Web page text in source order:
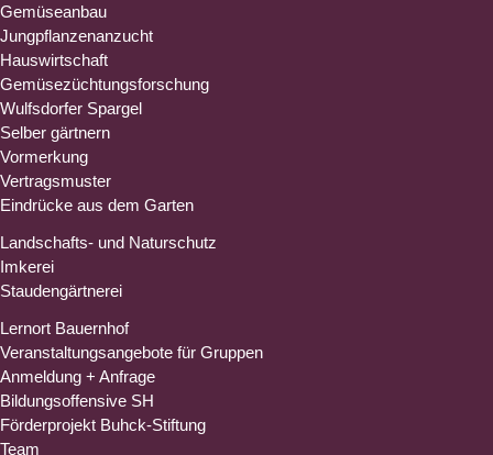
Gemüseanbau
Jungpflanzenanzucht
Hauswirtschaft
Gemüsezüchtungsforschung
Wulfsdorfer Spargel
Selber gärtnern
Vormerkung
Vertragsmuster
Eindrücke aus dem Garten
Landschafts- und Naturschutz
Imkerei
Staudengärtnerei
Lernort Bauernhof
Veranstaltungsangebote für Gruppen
Anmeldung + Anfrage
Bildungsoffensive SH
Förderprojekt Buhck-Stiftung
Team